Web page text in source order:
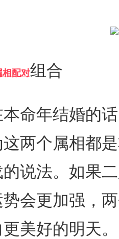
相配对组合
本命年结婚的
两个属相都
说法。如果
会更加强，
美好的明天。